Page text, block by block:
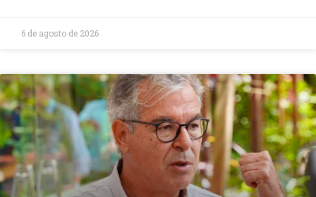
6 de agosto de 2026